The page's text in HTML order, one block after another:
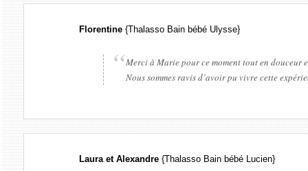
Florentine {Thalasso Bain bébé Ulysse}
Merci à Marie pour ce moment tout en douceur
Nous sommes ravis d’avoir pu vivre cette
Laura et Alexandre {Thalasso Bain bébé Lucien}